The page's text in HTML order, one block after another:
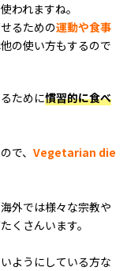
われますね。
るための運動や食事
の使い方もするので
ために慣習的に食べ
で、Vegetarian die
外では様々な宗教や
くさんいます。
ようにしている方な